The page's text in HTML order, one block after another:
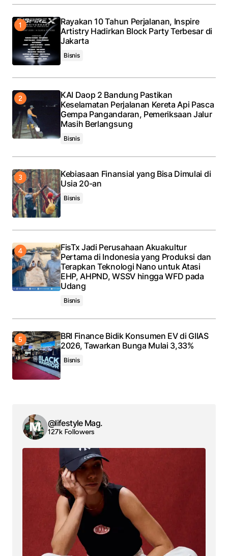
Rayakan 10 Tahun Perjalanan, Inspire
Artistry Hadirkan Block Party Terbesar di
Jakarta
Bisnis
KAI Daop 2 Bandung Pastikan
Keselamatan Perjalanan Kereta Api Pasca
Gempa Pangandaran, Pemeriksaan Jalur
Masih Berlangsung
Bisnis
Kebiasaan Finansial yang Bisa Dimulai di
Usia 20-an
Bisnis
FisTx Jadi Perusahaan Akuakultur
Pertama di Indonesia yang Produksi dan
Terapkan Teknologi Nano untuk Atasi
EHP, AHPND, WSSV hingga WFD pada
Udang
Bisnis
BRI Finance Bidik Konsumen EV di GIIAS
2026, Tawarkan Bunga Mulai 3,33%
Bisnis
@lifestyle Mag.
127k Followers